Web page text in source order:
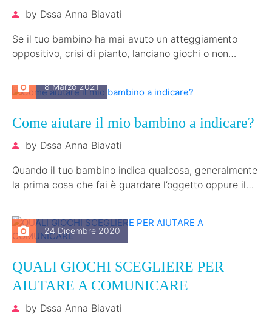
by Dssa Anna Biavati
Se il tuo bambino ha mai avuto un atteggiamento
oppositivo, crisi di pianto, lanciano giochi o non
8 Marzo 2021
Come aiutare il mio bambino a indicare?
by Dssa Anna Biavati
Quando il tuo bambino indica qualcosa, generalmente
la prima cosa che fai è guardare l’oggetto oppure il
24 Dicembre 2020
QUALI GIOCHI SCEGLIERE PER
AIUTARE A COMUNICARE
by Dssa Anna Biavati